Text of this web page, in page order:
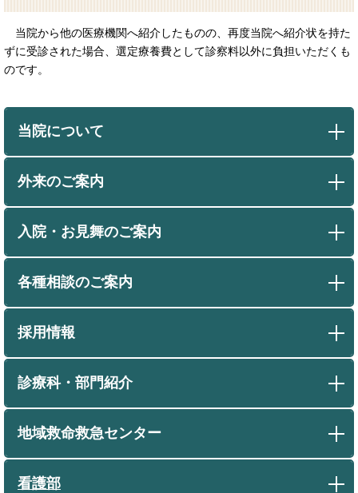
当院から他の医療機関へ紹介したものの、再度当院へ紹介状を持た
ずに受診された場合、選定療養費として診察料以外に負担いただくも
のです。
当院について
外来のご案内
入院・お見舞のご案内
各種相談のご案内
採用情報
診療科・部門紹介
地域救命救急センター
看護部